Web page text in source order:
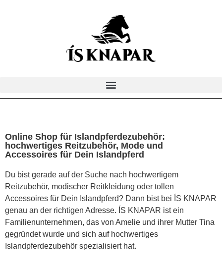
Online Shop für Islandpferdezubehör:
hochwertiges Reitzubehör, Mode und
Accessoires für Dein Islandpferd
Du bist gerade auf der Suche nach hochwertigem
Reitzubehör, modischer Reitkleidung oder tollen
Accessoires für Dein Islandpferd? Dann bist bei ÍS KNAPAR
genau an der richtigen Adresse. ÍS KNAPAR ist ein
Familienunternehmen, das von Amelie und ihrer Mutter Tina
gegründet wurde und sich auf hochwertiges
Islandpferdezubehör spezialisiert hat.